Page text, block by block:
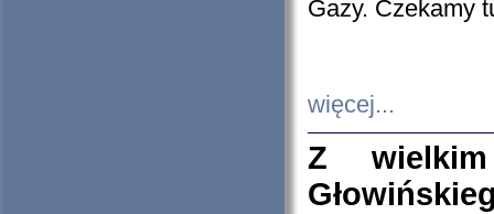
Gazy. Czekamy
więcej...
Z